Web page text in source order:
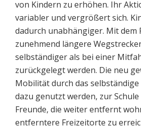
von Kindern zu erhöhen. Ihr
variabler und vergrößert sich.
dadurch unabhängiger. Mit dem
zunehmend längere
selbständiger als bei einer
zurückgelegt werden. Die neu
Mobilität durch das
dazu genutzt werden, zur
Freunde, die weiter entfernt
entferntere Freizeitorte zu